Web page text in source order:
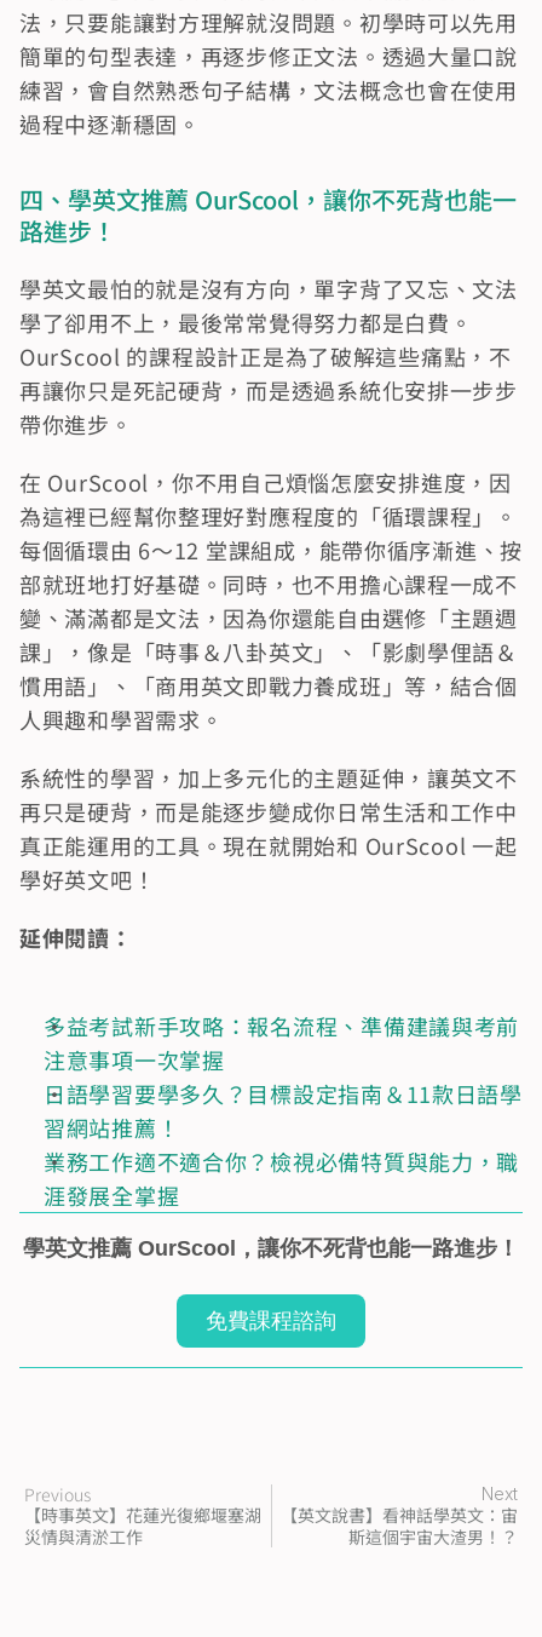
法，只要能讓對方理解就沒問題。初學時可以先用
簡單的句型表達，再逐步修正文法。透過大量口說
練習，會自然熟悉句子結構，文法概念也會在使用
過程中逐漸穩固。
四、學英文推薦 OurScool，讓你不死背也能一
路進步！
學英文最怕的就是沒有方向，單字背了又忘、文法
學了卻用不上，最後常常覺得努力都是白費。
OurScool 的課程設計正是為了破解這些痛點，不
再讓你只是死記硬背，而是透過系統化安排一步步
帶你進步。
在 OurScool，你不用自己煩惱怎麼安排進度，因
為這裡已經幫你整理好對應程度的「循環課程」。
每個循環由 6～12 堂課組成，能帶你循序漸進、按
部就班地打好基礎。同時，也不用擔心課程一成不
變、滿滿都是文法，因為你還能自由選修「主題週
課」，像是「時事＆八卦英文」、「影劇學俚語＆
慣用語」、「商用英文即戰力養成班」等，結合個
人興趣和學習需求。
系統性的學習，加上多元化的主題延伸，讓英文不
再只是硬背，而是能逐步變成你日常生活和工作中
真正能運用的工具。現在就開始和 OurScool 一起
學好英文吧！
延伸閱讀：
多益考試新手攻略：報名流程、準備建議與考前
注意事項一次掌握
日語學習要學多久？目標設定指南＆11款日語學
習網站推薦！
業務工作適不適合你？檢視必備特質與能力，職
涯發展全掌握
學英文推薦 OurScool，讓你不死背也能一路進步！
免費課程諮詢
Previous
【時事英文】花蓮光復鄉堰塞湖
災情與清淤工作
Next
【英文說書】看神話學英文：宙
斯這個宇宙大渣男！？